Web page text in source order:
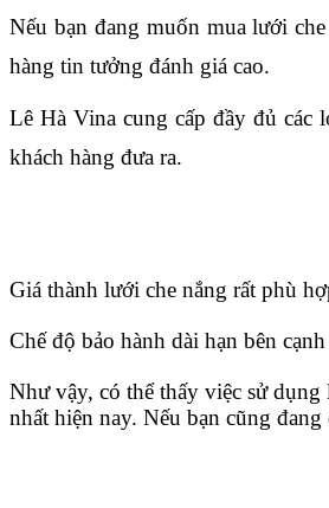
Nếu bạn đang muốn mua lưới
hàng tin tưởng đánh giá cao.
Lê Hà Vina cung cấp đầy đủ các
khách hàng đưa ra.
Giá thành lưới che nắng rất phù
Chế độ bảo hành dài hạn bên
Như vậy, có thể thấy việc sử
nhất hiện nay. Nếu bạn cũng